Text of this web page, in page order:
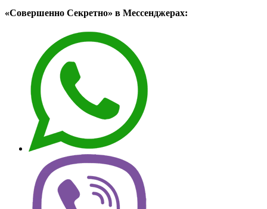
«Совершенно Секретно» в Мессенджерах: